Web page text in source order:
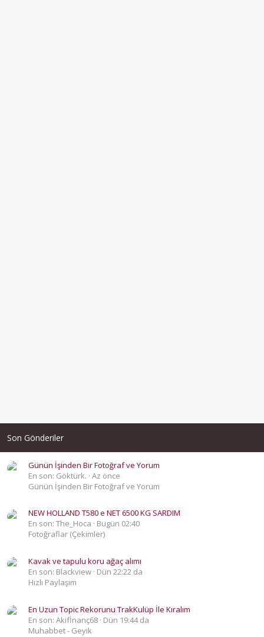
Son Gönderiler
Günün İşinden Bir Fotoğraf ve Yorum
En son: Göktürk. Az önce
Günün İşinden Bir Fotoğraf ve Yorum
NEW HOLLAND T580 e NET 6500 KG SARDIM
En son: The_Hoca
Bugün 02:40
Fotoğraflar (Çekimler)
Kavak ve tapulu koru ağaç alımı
En son: Blackview Dün 22:22 da
Hızlı Paylaşım
En Uzun Topic Rekorunu TrakKulüp İle Kıralım
En son: Akifİnanç68 Dün 19:44 da
Muhabbet - Geyik